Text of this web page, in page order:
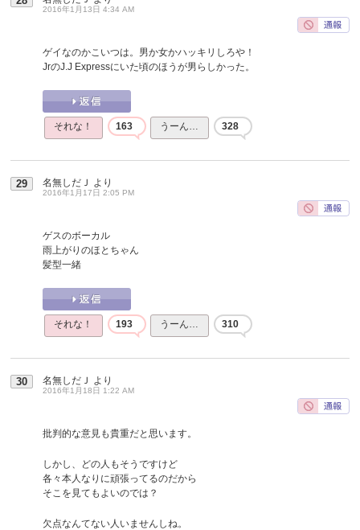
2016年1月13日 4:34 AM
ゲイなのかこいつは。男か女かハッキリしろや！
JrのJ.J Expressにいた頃のほうが男らしかった。
それな！ 163 うーん… 328
29 名無しだＪ より
2016年1月17日 2:05 PM
ゲスのボーカル
雨上がりのほとちゃん
髪型一緒
それな！ 193 うーん… 310
30 名無しだＪ より
2016年1月18日 1:22 AM
批判的な意見も貴重だと思います。
しかし、どの人もそうですけど
各々本人なりに頑張ってるのだから
そこを見てもよいのでは？
欠点なんてない人いませんしね。